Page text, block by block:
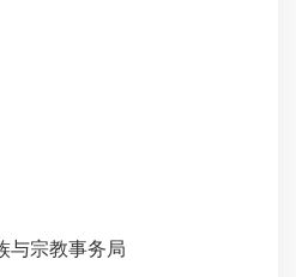
与宗教事务局